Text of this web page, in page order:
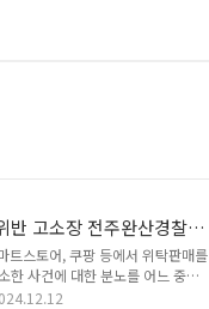
반 고소장 전주완산경찰서
이트 고소 온라인 정보
스토어, 쿠팡 등에서 위탁판매를
한 사건에 대한 분노를 어느 중국
사이트에 게시글 올렸